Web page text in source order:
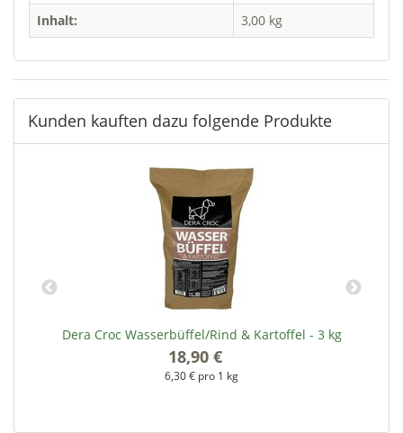
Inhalt: 3,00 kg
Kunden kauften dazu folgende Produkte
Dera Croc Wasserbüffel/Rind & Kartoffel - 3 kg
18,90 €
6,30 € pro 1 kg